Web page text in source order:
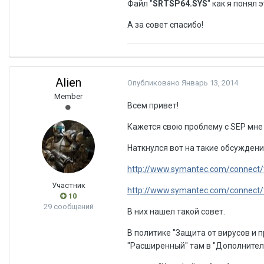
Файл "SRTSP64.SYS" как я понял
А за совет спасибо!
Alien
Member
Участник
10
29 сообщений
Опубликовано Январь 13, 2014
Всем привет!
Кажется свою проблему с SEP
Наткнулся вот на такие
http://www.symantec.com/
http://www.symantec.com/
В них нашел такой совет.
В политике "Защита от вирусов и
"Расширенный" там в